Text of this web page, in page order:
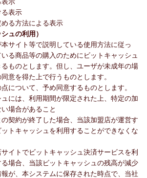
る表示
める方法による表示
ュの利用）
サイト等で説明している使用方法に従っ
る商品等の購入のためにビットキャッシュ
ものとします。但し、ユーザが未成年の場
意を得た上で行うものとします。
について、予め同意するものとします。
ュには、利用期間が限定された上、特定の加
場合があること
の契約が終了した場合、当該加盟店が運営す
トキャッシュを利用することができなくな
イトでビットキャッシュ決済サービスを利
場合、当該ビットキャッシュの残高が減少
が、本システムに保存された時点で、当社